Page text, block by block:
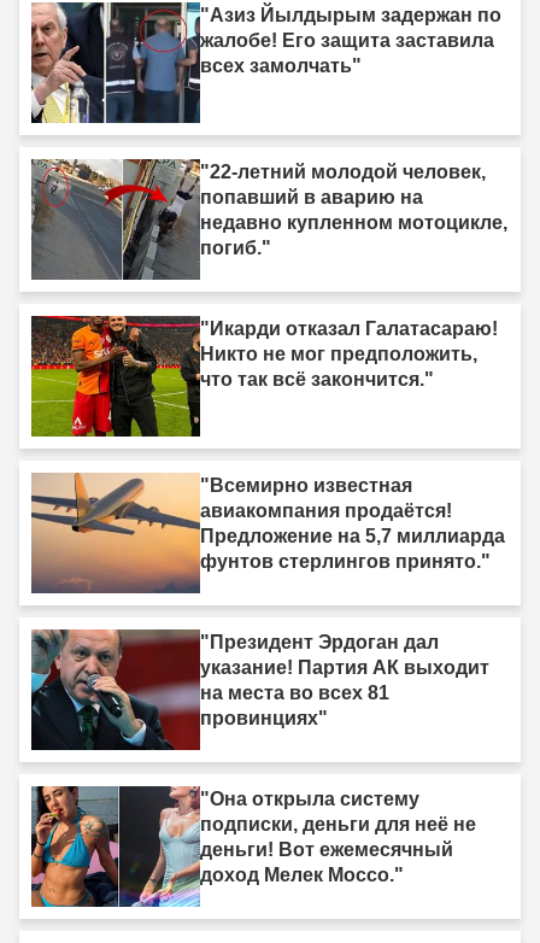
"Азиз Йылдырым задержан по
жалобе! Его защита заставила
всех замолчать"
"22-летний молодой человек,
попавший в аварию на
недавно купленном мотоцикле,
погиб."
"Икарди отказал Галатасараю!
Никто не мог предположить,
что так всё закончится."
"Всемирно известная
авиакомпания продаётся!
Предложение на 5,7 миллиарда
фунтов стерлингов принято."
"Президент Эрдоган дал
указание! Партия АК выходит
на места во всех 81
провинциях"
"Она открыла систему
подписки, деньги для неё не
деньги! Вот ежемесячный
доход Мелек Моссо."